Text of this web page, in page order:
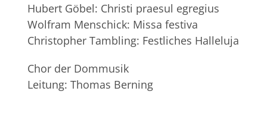
Hubert Göbel: Christi praesul egregius
Wolfram Menschick: Missa festiva
Christopher Tambling: Festliches Halleluja
Chor der Dommusik
Leitung: Thomas Berning